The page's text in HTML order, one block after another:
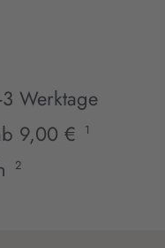
Werktage
9,00 €
1
2